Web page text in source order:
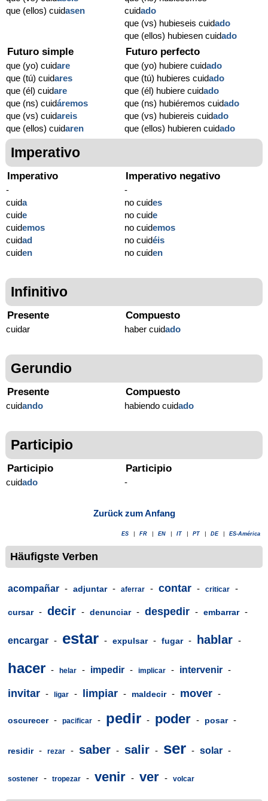
que (ellos) cuidasen
cuidado
que (vs) hubieseis cuidado
que (ellos) hubiesen cuidado
Futuro simple
que (yo) cuidare
que (tú) cuidares
que (él) cuidare
que (ns) cuidáremos
que (vs) cuidareis
que (ellos) cuidaren
Futuro perfecto
que (yo) hubiere cuidado
que (tú) hubieres cuidado
que (él) hubiere cuidado
que (ns) hubiéremos cuidado
que (vs) hubiereis cuidado
que (ellos) hubieren cuidado
Imperativo
Imperativo
-
cuida
cuide
cuidemos
cuidad
cuiden
Imperativo negativo
-
no cuides
no cuide
no cuidemos
no cuidéis
no cuiden
Infinitivo
Presente
cuidar
Compuesto
haber cuidado
Gerundio
Presente
cuidando
Compuesto
habiendo cuidado
Participio
Participio
cuidado
Participio
-
Zurück zum Anfang
ES FR EN IT PT DE ES-América
Häufigste Verben
acompañar - adjuntar - aferrar - contar - criticar -
cursar - decir - denunciar - despedir - embarrar -
encargar - estar - expulsar - fugar - hablar -
hacer - helar - impedir - implicar - intervenir -
invitar - ligar - limpiar - maldecir - mover -
oscurecer - pacificar - pedir - poder - posar -
residir - rezar - saber - salir - ser - solar -
sostener - tropezar - venir - ver - volcar